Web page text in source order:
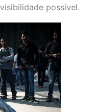
possível.